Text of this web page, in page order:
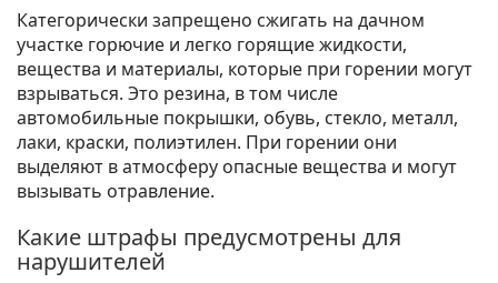
Категорически запрещено сжигать на дачном
участке горючие и легко горящие жидкости,
вещества и материалы, которые при горении могут
взрываться. Это резина, в том числе
автомобильные покрышки, обувь, стекло, металл,
лаки, краски, полиэтилен. При горении они
выделяют в атмосферу опасные вещества и могут
вызывать отравление.
Какие штрафы предусмотрены для
нарушителей